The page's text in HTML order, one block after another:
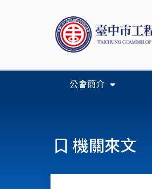
公會簡介
機關來文